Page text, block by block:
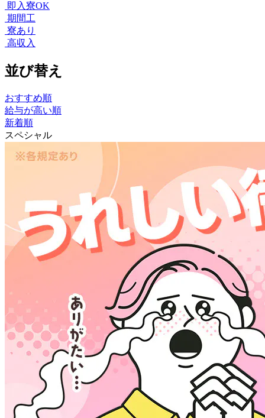
即入寮OK
期間工
寮あり
高収入
並び替え
おすすめ順
給与が高い順
新着順
スペシャル